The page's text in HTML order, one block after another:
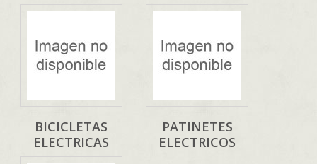
BICICLETAS
ELECTRICAS
PATINETES
ELECTRICOS